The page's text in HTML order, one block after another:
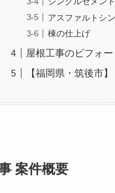
アスファルトシ
棟の仕上げ
屋根工事のビフォ
【福岡県・筑後市
案件概要